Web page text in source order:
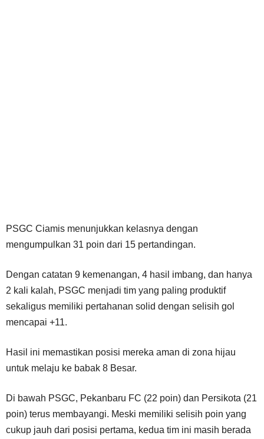
PSGC Ciamis menunjukkan kelasnya dengan
mengumpulkan 31 poin dari 15 pertandingan.
Dengan catatan 9 kemenangan, 4 hasil imbang, dan hanya
2 kali kalah, PSGC menjadi tim yang paling produktif
sekaligus memiliki pertahanan solid dengan selisih gol
mencapai +11.
Hasil ini memastikan posisi mereka aman di zona hijau
untuk melaju ke babak 8 Besar.
Di bawah PSGC, Pekanbaru FC (22 poin) dan Persikota (21
poin) terus membayangi. Meski memiliki selisih poin yang
cukup jauh dari posisi pertama, kedua tim ini masih berada